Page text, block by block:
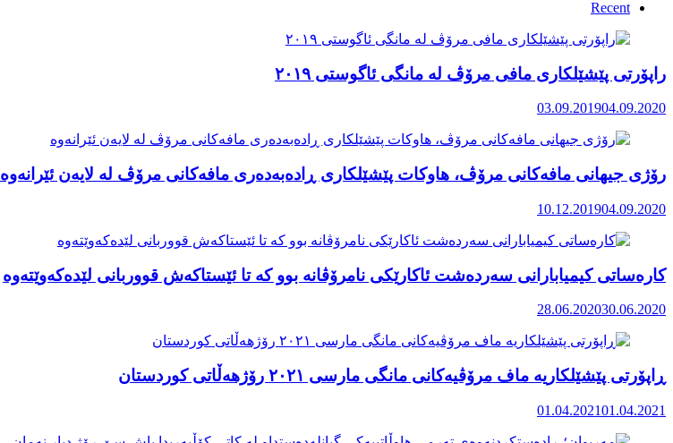
Recent
راپۆرتی پێشێلكاری مافی مرۆڤ له‌ مانگی ئاگوستی ٢٠١٩
03.09.201904.09.2020
رۆژی جیهانی مافەکانی مرۆڤ، هاوکات پێشێلکاری ڕادەبەدەری مافەکانی مرۆڤ لە لایەن ئێرانەوە
10.12.201904.09.2020
کارەساتی کیمیابارانی سەردەشت ئاکارێکی نامرۆڤانە بوو کە تا ئێستاکەش قووربانی لێدەکەوێتەوە
28.06.202030.06.2020
ڕاپۆرتی پێشێلکاریە ماف مرۆڤیەکانی مانگی مارسی ٢٠٢١ رۆژهەڵاتی کوردستان
01.04.202101.04.2021